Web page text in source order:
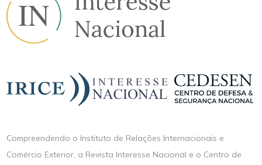
Compreendendo o Instituto de Relações Internacionais e
Comércio Exterior, a Revista Interesse Nacional e o Centro de